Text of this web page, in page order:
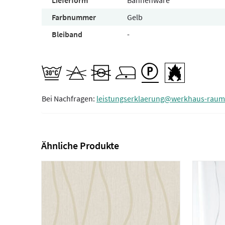
Farbnummer
Gelb
Bleiband
-
Bei Nachfragen: leistungserklaerung@werkhaus-
Ähnliche Produkte